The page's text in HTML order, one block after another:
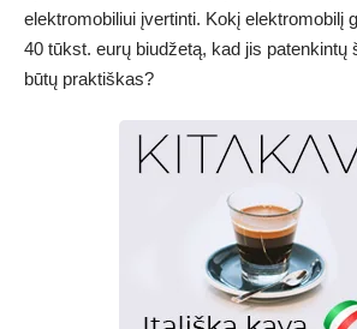
elektromobiliui įvertinti. Kokį elektromobilį
40 tūkst. eurų biudžetą, kad jis patenkintų
būtų praktiškas?